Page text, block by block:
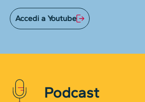
Accedi a Youtube
Podcast